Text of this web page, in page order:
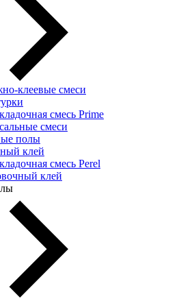
клеевые смеси
смесь Prime
смеси
полы
клей
смесь Perel
клей